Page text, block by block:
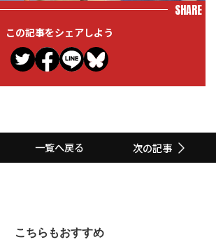
SHARE
この記事をシェアしよう
一覧へ戻る 次の記事
こちらもおすすめ